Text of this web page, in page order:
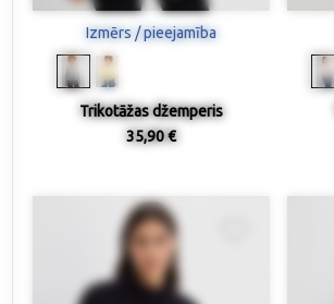
Izmērs / pieejamība
Trikotāžas džemperis
35,90 €